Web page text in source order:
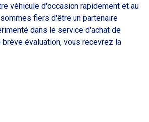
véhicule d'occasion rapidement et au
fiers d'être un partenaire
dans le service d'achat de
brève évaluation, vous recevrez la